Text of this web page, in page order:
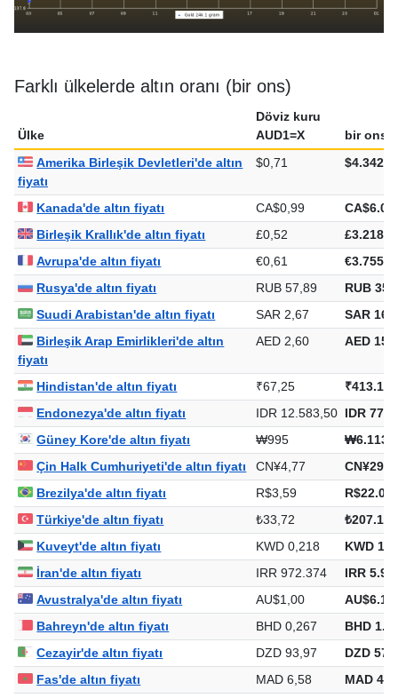
Farklı ülkelerde altın oranı (bir ons)
Ülke
Döviz kuru
AUD1=X
bir ons
Amerika Birleşik Devletleri'de altın
fiyatı
$0,71
Kanada'de altın fiyatı CA$0,99
Birleşik Krallık'de altın fiyatı
£0,52
Avrupa'de altın fiyatı
€0,61
Rusya'de altın fiyatı
RUB 57,89
RUB
Suudi Arabistan'de altın fiyatı
SAR 2,67
SAR
Birleşik Arap Emirlikleri'de altın
fiyatı
AED 2,60 AED
Hindistan'de altın fiyatı ₹67,25
Endonezya'de altın fiyatı
IDR 12.583,50 IDR
Güney Kore'de altın fiyatı
₩995
Çin Halk Cumhuriyeti'de altın fiyatı
CN¥4,77
Brezilya'de altın fiyatı
R$3,59
Türkiye'de altın fiyatı
₺33,72
Kuveyt'de altın fiyatı
KWD 0,218
KWD
İran'de altın fiyatı
IRR 972.374
IRR
Avustralya'de altın fiyatı
AU$1,00
Bahreyn'de altın fiyatı
BHD 0,267
BHD
Cezayir'de altın fiyatı
DZD 93,97
DZD
Fas'de altın fiyatı
MAD 6,58
MAD